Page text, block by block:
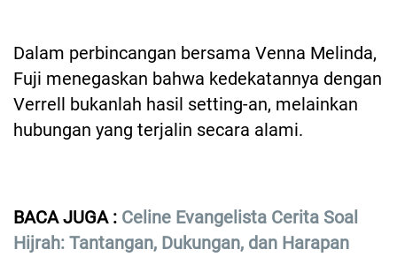
Dalam perbincangan bersama Venna Melinda,
Fuji menegaskan bahwa kedekatannya dengan
Verrell bukanlah hasil setting-an, melainkan
hubungan yang terjalin secara alami.
BACA JUGA : Celine Evangelista Cerita Soal
Hijrah: Tantangan, Dukungan, dan Harapan